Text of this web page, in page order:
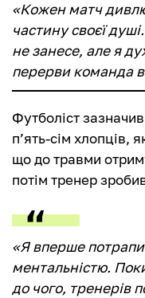
«Кожен матч
частину своєї
не занесе, але я
перерви команда
Футболіст
п’ять-сім хлопців,
що до травми
потім тренер
«Я вперше
ментальністю.
до чого, тренерів